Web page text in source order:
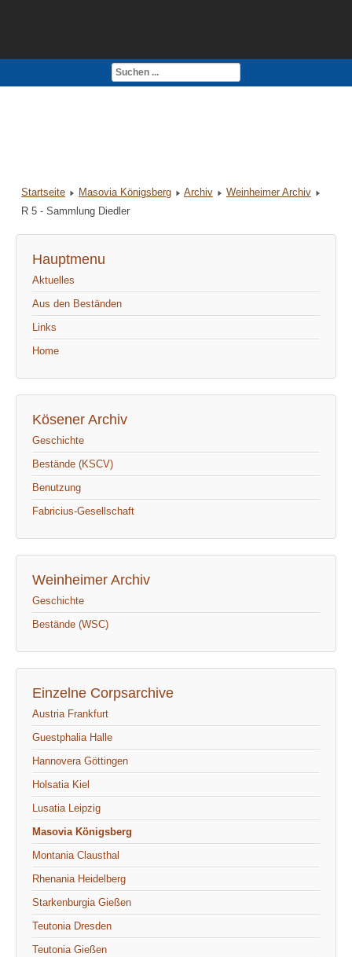
Impressum
Startseite Masovia Königsberg Archiv
Weinheimer Archiv
R 5 - Sammlung Diedler
Hauptmenu
Aktuelles
Aus den Beständen
Links
Home
Kösener Archiv
Geschichte
Bestände (KSCV)
Benutzung
Fabricius-Gesellschaft
Weinheimer Archiv
Geschichte
Bestände (WSC)
Einzelne Corpsarchive
Austria Frankfurt
Guestphalia Halle
Hannovera Göttingen
Holsatia Kiel
Lusatia Leipzig
Masovia Königsberg
Montania Clausthal
Rhenania Heidelberg
Starkenburgia Gießen
Teutonia Dresden
Teutonia Gießen